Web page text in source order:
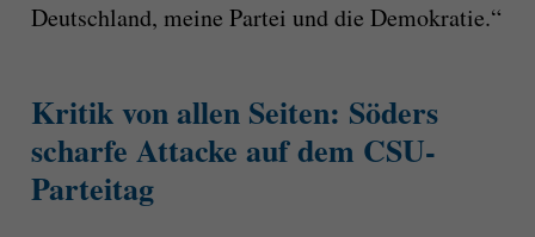
Deutschland, meine Partei und die Demokratie.“
Kritik von allen Seiten: Söders
scharfe Attacke auf dem CSU-
Parteitag